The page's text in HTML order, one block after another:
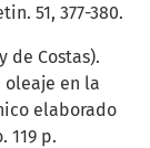
51, 377-380.
de Costas).
oleaje en la
elaborado
119 p.